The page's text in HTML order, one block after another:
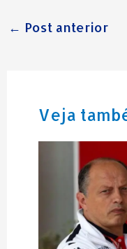
← Post anterior
Veja